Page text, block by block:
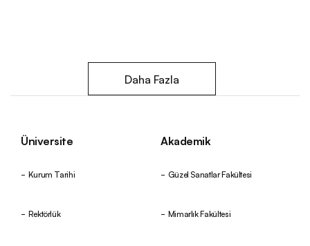
Daha Fazla
Üniversite
Kurum Tarihi
Rektörlük
Akademik
Güzel Sanatlar Fakültesi
Mimarlık Fakültesi